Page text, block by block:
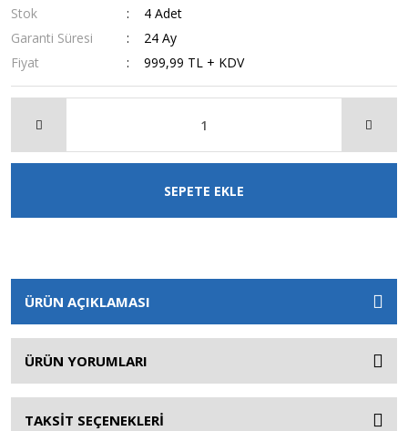
Stok
4 Adet
Garanti Süresi
24 Ay
Fiyat
999,99 TL + KDV
SEPETE EKLE
ÜRÜN AÇIKLAMASI
ÜRÜN YORUMLARI
TAKSİT SEÇENEKLERİ